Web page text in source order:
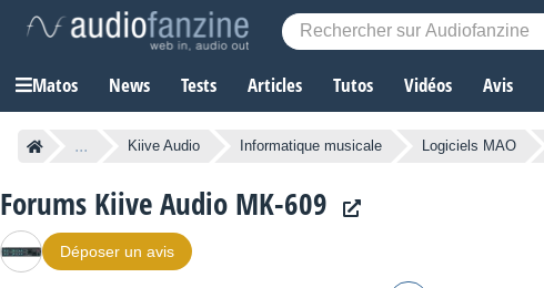
Matos News Tests Articles Tutos Vidéos Avis
... Kiive Audio Informatique musicale Logiciels MAO
Forums Kiive Audio MK-609
Déposer un avis